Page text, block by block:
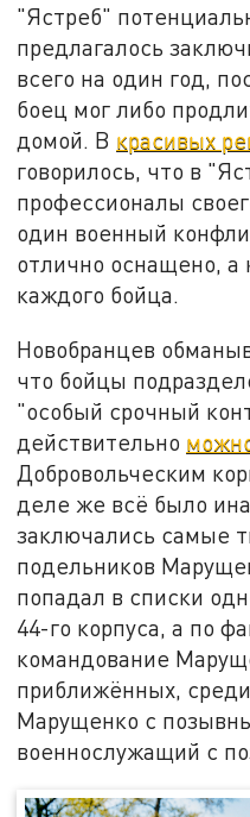
"Ястреб"
предлагалось
всего на один год,
боец мог либо
домой. В красивых
говорилось, что в
профессионалы
один военный
отлично оснащено, а
каждого бойца.
Новобранцев
что бойцы
"особый срочный
действительно
Добровольческим
деле же всё было
заключались самые
подельников
попадал в списки
44-го корпуса, а по
командование
приближённых,
Марущенко с
военнослужащий с